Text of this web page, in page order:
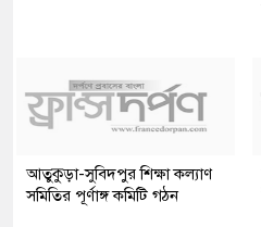
আতুকুড়া-সুবিদপুর শিক্ষা কল্যাণ
সমিতির পূর্ণাঙ্গ কমিটি গঠন